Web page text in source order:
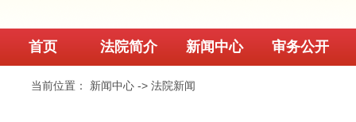
首页 法院简介 新闻中心 审务公开
当前位置： 新闻中心 ->法院新闻